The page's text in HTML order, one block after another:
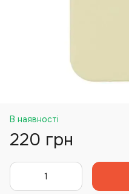
В наявності
220 грн